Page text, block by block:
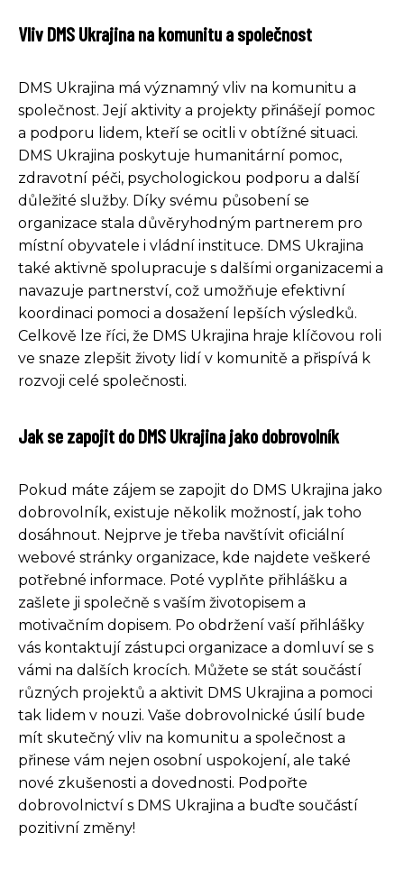
Vliv DMS Ukrajina na komunitu a společnost
DMS Ukrajina má významný vliv na komunitu a
společnost. Její aktivity a projekty přinášejí pomoc
a podporu lidem, kteří se ocitli v obtížné situaci.
DMS Ukrajina poskytuje humanitární pomoc,
zdravotní péči, psychologickou podporu a další
důležité služby. Díky svému působení se
organizace stala důvěryhodným partnerem pro
místní obyvatele i vládní instituce. DMS Ukrajina
také aktivně spolupracuje s dalšími organizacemi a
navazuje partnerství, což umožňuje efektivní
koordinaci pomoci a dosažení lepších výsledků.
Celkově lze říci, že DMS Ukrajina hraje klíčovou roli
ve snaze zlepšit životy lidí v komunitě a přispívá k
rozvoji celé společnosti.
Jak se zapojit do DMS Ukrajina jako dobrovolník
Pokud máte zájem se zapojit do DMS Ukrajina jako
dobrovolník, existuje několik možností, jak toho
dosáhnout. Nejprve je třeba navštívit oficiální
webové stránky organizace, kde najdete veškeré
potřebné informace. Poté vyplňte přihlášku a
zašlete ji společně s vaším životopisem a
motivačním dopisem. Po obdržení vaší přihlášky
vás kontaktují zástupci organizace a domluví se s
vámi na dalších krocích. Můžete se stát součástí
různých projektů a aktivit DMS Ukrajina a pomoci
tak lidem v nouzi. Vaše dobrovolnické úsilí bude
mít skutečný vliv na komunitu a společnost a
přinese vám nejen osobní uspokojení, ale také
nové zkušenosti a dovednosti. Podpořte
dobrovolnictví s DMS Ukrajina a buďte součástí
pozitivní změny!